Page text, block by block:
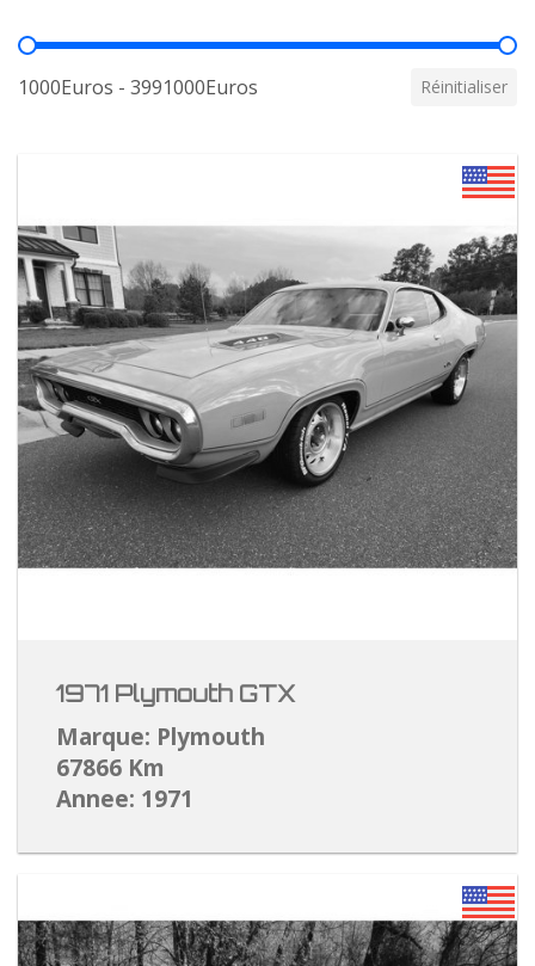
Prix
1000Euros - 3991000Euros Réinitialiser
1971 Plymouth GTX
Marque: Plymouth
67866 Km
Annee: 1971